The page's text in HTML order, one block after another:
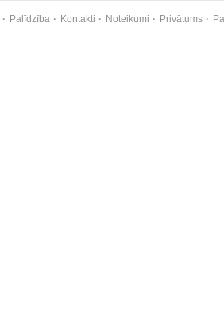
Palīdzība Kontakti Noteikumi Privātums